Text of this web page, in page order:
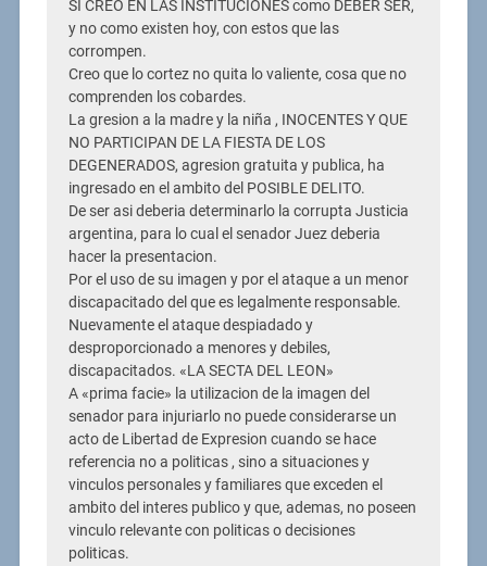
SI CREO EN LAS INSTITUCIONES como DEBER SER,
y no como existen hoy, con estos que las
corrompen.
Creo que lo cortez no quita lo valiente, cosa que no
comprenden los cobardes.
La gresion a la madre y la niña , INOCENTES Y QUE
NO PARTICIPAN DE LA FIESTA DE LOS
DEGENERADOS, agresion gratuita y publica, ha
ingresado en el ambito del POSIBLE DELITO.
De ser asi deberia determinarlo la corrupta Justicia
argentina, para lo cual el senador Juez deberia
hacer la presentacion.
Por el uso de su imagen y por el ataque a un menor
discapacitado del que es legalmente responsable.
Nuevamente el ataque despiadado y
desproporcionado a menores y debiles,
discapacitados. «LA SECTA DEL LEON»
A «prima facie» la utilizacion de la imagen del
senador para injuriarlo no puede considerarse un
acto de Libertad de Expresion cuando se hace
referencia no a politicas , sino a situaciones y
vinculos personales y familiares que exceden el
ambito del interes publico y que, ademas, no poseen
vinculo relevante con politicas o decisiones
politicas.